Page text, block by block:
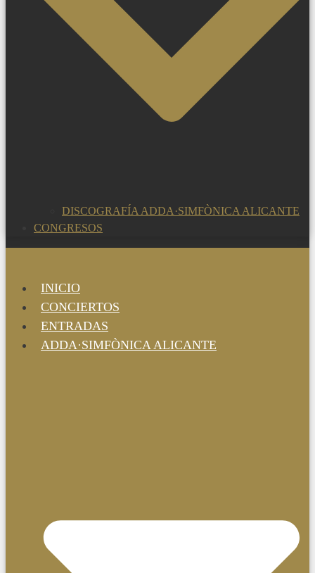
DISCOGRAFÍA ADDA·SIMFÒNICA ALICANTE
CONGRESOS
INICIO
CONCIERTOS
ENTRADAS
ADDA·SIMFÒNICA ALICANTE